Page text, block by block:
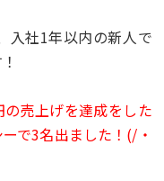
入社1年以内の新人で
売上げを達成をした
で3名出ました！(/・